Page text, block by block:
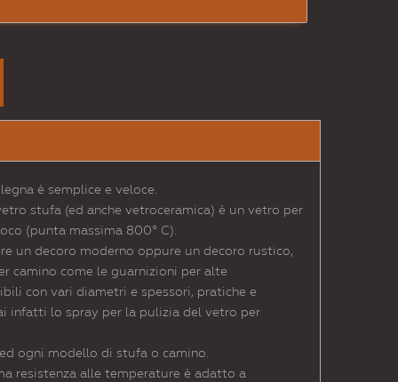
è semplice e veloce.
stufa (ed anche vetroceramica) è un vetro per
(punta massima 800° C).
un decoro moderno oppure un decoro rustico,
camino come le guarnizioni per alte
con vari diametri e spessori, pratiche e
infatti lo spray per la pulizia del vetro per
ogni modello di stufa o camino.
resistenza alle temperature è adatto a